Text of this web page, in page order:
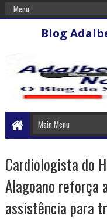
Blog
Cardiologista do
Alagoano reforça
assistência para